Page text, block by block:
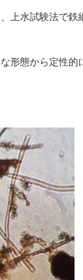
上水試験法で鉄
形態から定性的